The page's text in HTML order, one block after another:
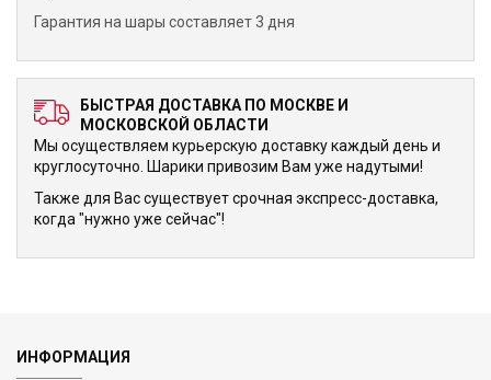
Гарантия на шары составляет 3 дня
БЫСТРАЯ ДОСТАВКА ПО МОСКВЕ И
МОСКОВСКОЙ ОБЛАСТИ
Мы осуществляем курьерскую доставку каждый день и
круглосуточно. Шарики привозим Вам уже надутыми!
Также для Вас существует срочная экспресс-доставка,
когда "нужно уже сейчас"!
ИНФОРМАЦИЯ